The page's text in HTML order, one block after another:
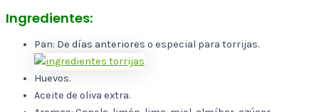
Ingredientes:
Pan: De días anteriores o especial para torrijas.
Huevos.
Aceite de oliva extra.